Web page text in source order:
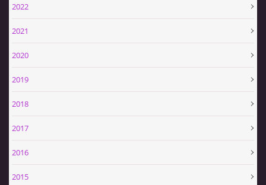
2022
2021
2020
2019
2018
2017
2016
2015